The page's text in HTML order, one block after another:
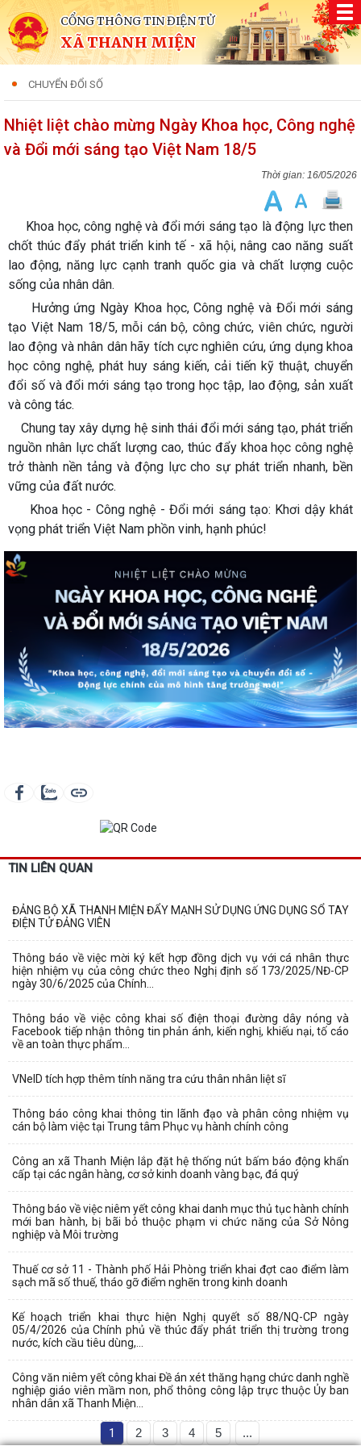
CỔNG THÔNG TIN ĐIỆN TỬ
XÃ THANH MIỆN
CHUYỂN ĐỔI SỐ
Nhiệt liệt chào mừng Ngày Khoa học, Công nghệ
và Đổi mới sáng tạo Việt Nam 18/5
16/05/2026
Khoa học, công nghệ và đổi mới sáng tạo là động lực then
chốt thúc đẩy phát triển kinh tế - xã hội, nâng cao năng suất
lao động, năng lực cạnh tranh quốc gia và chất lượng cuộc
sống của nhân dân.
Hưởng ứng Ngày Khoa học, Công nghệ và Đổi mới sáng
tạo Việt Nam 18/5, mỗi cán bộ, công chức, viên chức, người
lao động và nhân dân hãy tích cực nghiên cứu, ứng dụng khoa
học công nghệ, phát huy sáng kiến, cải tiến kỹ thuật, chuyển
đổi số và đổi mới sáng tạo trong học tập, lao động, sản xuất
và công tác.
Chung tay xây dựng hệ sinh thái đổi mới sáng tạo, phát triển
nguồn nhân lực chất lượng cao, thúc đẩy khoa học công nghệ
trở thành nền tảng và động lực cho sự phát triển nhanh, bền
vững của đất nước.
Khoa học - Công nghệ - Đổi mới sáng tạo: Khơi dậy khát
vọng phát triển Việt Nam phồn vinh, hạnh phúc!
TIN LIÊN QUAN
ĐẢNG BỘ XÃ THANH MIỆN ĐẨY MẠNH SỬ DỤNG ỨNG DỤNG SỔ TAY
ĐIỆN TỬ ĐẢNG VIÊN
Thông báo về việc mời ký kết hợp đồng dịch vụ với cá nhân thực
hiện nhiệm vụ của công chức theo Nghị định số 173/2025/NĐ-CP
ngày 30/6/2025 của Chính...
Thông báo về việc công khai số điện thoại đường dây nóng và
Facebook tiếp nhận thông tin phản ánh, kiến nghị, khiếu nại, tố cáo
về an toàn thực phẩm...
VNeID tích hợp thêm tính năng tra cứu thân nhân liệt sĩ
Thông báo công khai thông tin lãnh đạo và phân công nhiệm vụ
cán bộ làm việc tại Trung tâm Phục vụ hành chính công
Công an xã Thanh Miện lắp đặt hệ thống nút bấm báo động khẩn
cấp tại các ngân hàng, cơ sở kinh doanh vàng bạc, đá quý
Thông báo về việc niêm yết công khai danh mục thủ tục hành chính
mới ban hành, bị bãi bỏ thuộc phạm vi chức năng của Sở Nông
nghiệp và Môi trường
Thuế cơ sở 11 - Thành phố Hải Phòng triển khai đợt cao điểm làm
sạch mã số thuế, tháo gỡ điểm nghẽn trong kinh doanh
Kế hoạch triển khai thực hiện Nghị quyết số 88/NQ-CP ngày
05/4/2026 của Chính phủ về thúc đẩy phát triển thị trường trong
nước, kích cầu tiêu dùng,...
Công văn niêm yết công khai Đề án xét thăng hạng chức danh nghề
nghiệp giáo viên mầm non, phổ thông công lập trực thuộc Ủy ban
nhân dân xã Thanh Miện...
1 2 3 4 5 ...